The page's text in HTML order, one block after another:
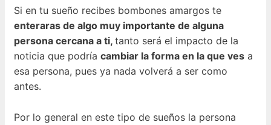
Si en tu sueño recibes bombones amargos te
enteraras de algo muy importante de alguna
persona cercana a ti, tanto será el impacto de la
noticia que podría cambiar la forma en la que ves a
esa persona, pues ya nada volverá a ser como
antes.
Por lo general en este tipo de sueños la persona